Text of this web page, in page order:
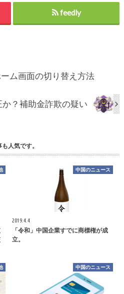
feedly
ーム画面の切り替え方法
？補助金詐欺の疑い
人気です。
中国のニュース
2019.4.4
「令和」中国企業すでに商標権が成
立。
中国のニュース